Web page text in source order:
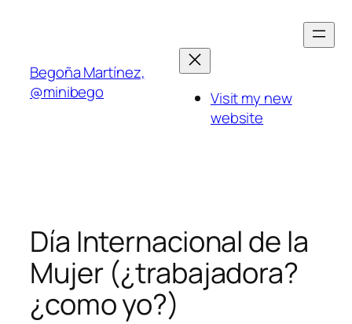
Begoña Martínez,
@minibego
Visit my new
website
Día Internacional de la
Mujer (¿trabajadora?
¿como yo?)